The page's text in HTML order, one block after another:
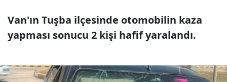
Van'ın Tuşba ilçesinde otomobilin kaza
yapması sonucu 2 kişi hafif yaralandı.